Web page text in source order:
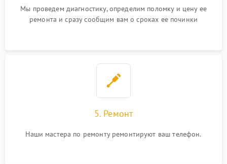
Мы проведем диагностику, определим поломку и цену ее
ремонта и сразу сообщим вам о сроках ее починки
5. Ремонт
Наши мастера по ремонту ремонтируют ваш телефон.